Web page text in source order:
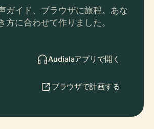
ガイド、ブラウザに旅程。あな
方に合わせて作りました。
Audialaアプリで開く
ブラウザで計画する